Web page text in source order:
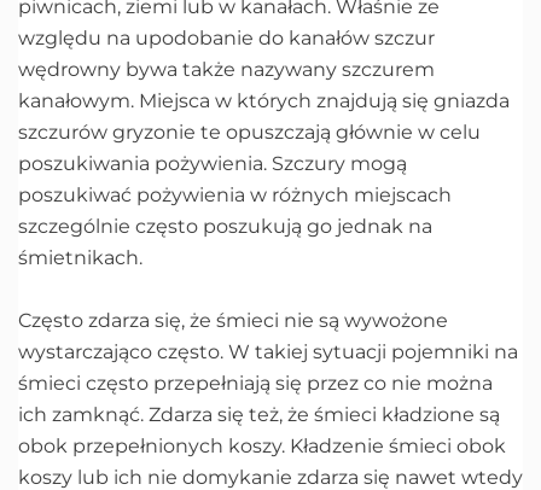
piwnicach, ziemi lub w kanałach. Właśnie ze
względu na upodobanie do kanałów szczur
wędrowny bywa także nazywany szczurem
kanałowym. Miejsca w których znajdują się gniazda
szczurów gryzonie te opuszczają głównie w celu
poszukiwania pożywienia. Szczury mogą
poszukiwać pożywienia w różnych miejscach
szczególnie często poszukują go jednak na
śmietnikach.
Często zdarza się, że śmieci nie są wywożone
wystarczająco często. W takiej sytuacji pojemniki na
śmieci często przepełniają się przez co nie można
ich zamknąć. Zdarza się też, że śmieci kładzione są
obok przepełnionych koszy. Kładzenie śmieci obok
koszy lub ich nie domykanie zdarza się nawet wtedy